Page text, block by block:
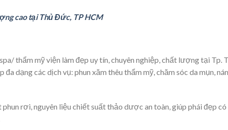
cao tại Thủ Đức, TP HCM
thẩm mỹ viện làm đẹp uy tín, chuyên nghiệp, chất lượng tại Tp.
dạng các dịch vụ: phun xăm thêu thẩm mỹ, chăm sóc da mụn,
rơi, nguyên liệu chiết suất thảo dược an toàn, giúp phái đẹp có